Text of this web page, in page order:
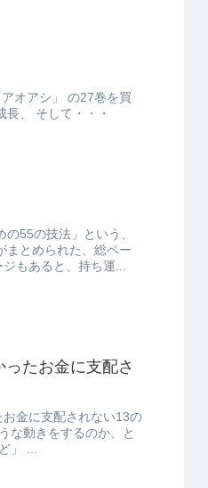
55の技法」という、
まとめられた、総ペー
すごい分厚い本があります。 788ページもあると、持ち運...
たお金に支配さ
金に支配されない13の
いう心理研究で分かったことがまとめてある本で、 「なるほど」 ...